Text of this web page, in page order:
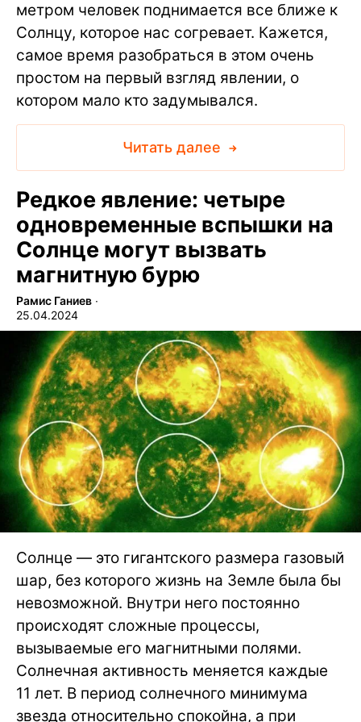
метром человек поднимается все ближе к
Солнцу, которое нас согревает. Кажется,
самое время разобраться в этом очень
простом на первый взгляд явлении, о
котором мало кто задумывался.
Читать далее
Редкое явление: четыре
одновременные вспышки на
Солнце могут вызвать
магнитную бурю
Рамис Ганиев ∙
25.04.2024
Солнце — это гигантского размера газовый
шар, без которого жизнь на Земле была бы
невозможной. Внутри него постоянно
происходят сложные процессы,
вызываемые его магнитными полями.
Солнечная активность меняется каждые
11 лет. В период солнечного минимума
звезда относительно спокойна, а при